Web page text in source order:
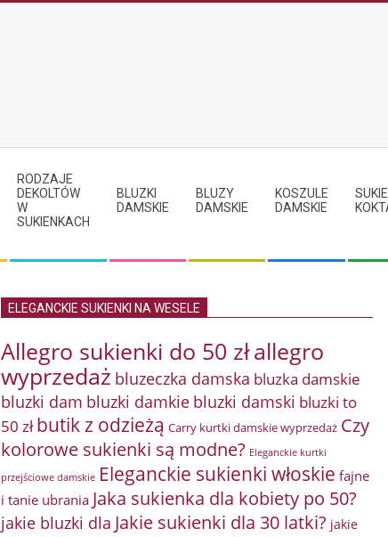
RODZAJE
DEKOLTÓW
W
SUKIENKACH
BLUZKI
DAMSKIE
BLUZY
DAMSKIE
KOSZULE
DAMSKIE
ELEGANCKIE SUKIENKI NA WESELE
Allegro sukienki do 50 złallegro
wyprzedaż bluzeczka damska bluzka damskie
bluzki dam bluzki damkie bluzki damski bluzki to
50 zł butik z odzieżą Carry kurtki damskie wyprzedaż Czy
kolorowe sukienki są modne? Eleganckie kurtki
przejściowe damskie Eleganckie sukienki włoskie fajne
i tanie ubrania Jaka sukienka dla kobiety po 50?
jakie bluzki dla Jakie sukienki dla 30 latki? jakie